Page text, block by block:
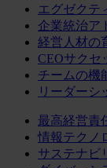
エグゼクテ
企業統治ア
経営人材の
CEOサクセ
チームの機
リーダーシ
最高経営責
情報テクノ
サステナビ